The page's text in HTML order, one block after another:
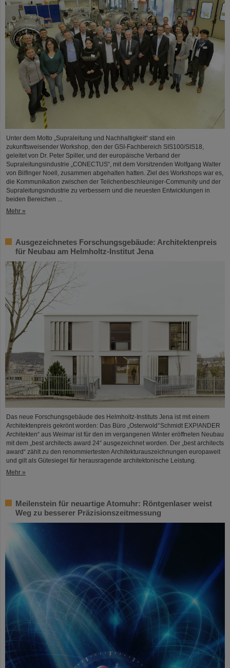
Unter dem Motto „Supraleitung und Nachhaltigkeit“ stand ein
zukunftsweisender Workshop, den der GSI-Fachbereich SIS100/SIS18,
geleitet von Dr. Peter Spiller, und der europäische Verband der
Supraleitungsindustrie „CONECTUS“, mit dem Vorsitzenden Wolfgang Walter
von Bilfinger Noell, zusammen abgehalten hatten. Ziel des Workshops war es,
die Kommunikation zwischen der Teilchenbeschleuniger-Community und der
Supraleitungsindustrie zu verbessern und die neuesten Entwicklungen in
beiden Bereichen ...
Mehr »
Ausgezeichnetes Forschungsgebäude: Architektenpreis
für Neubau am Helmholtz-Institut Jena
Das neue Forschungsgebäude des Helmholtz-Instituts Jena ist mit einem
Architektenpreis gekrönt worden: Das Büro „Osterwold°Schmidt EXP!ANDER
Architekten“ aus Weimar ist für den im vergangenen Winter eröffneten Neubau
mit dem „best architects award 24“ ausgezeichnet worden. Der „best architects
award“ zählt zu den renommiertesten Architekturauszeichnungen europaweit
und gilt als Gütesiegel für herausragende architektonische Leistung.
Mehr »
Meilenstein für neuartige Atomuhr: Röntgenlaser weist
Weg zu besserer Präzisionszeitmessung